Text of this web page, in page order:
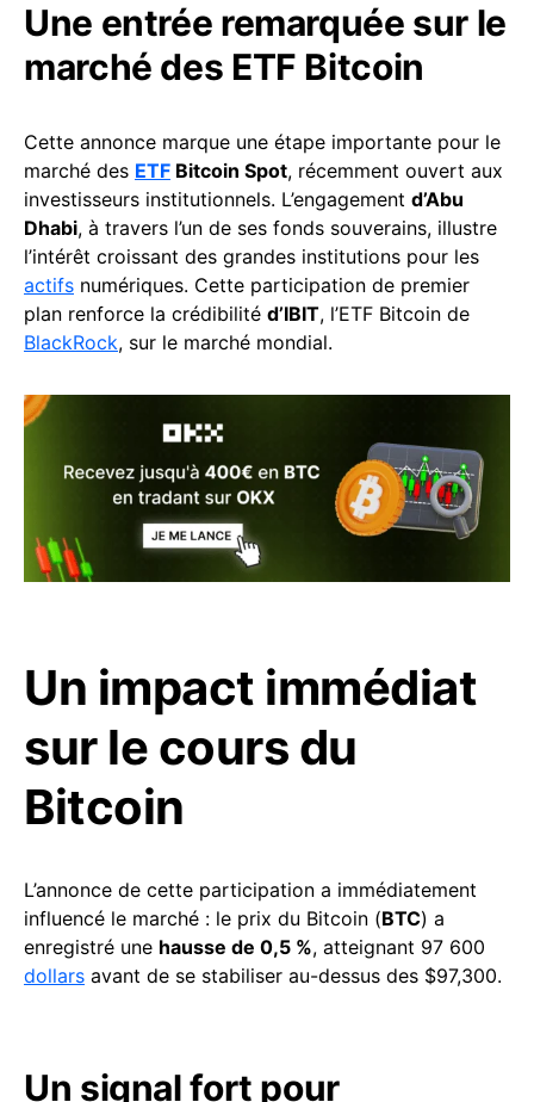
Une entrée remarquée sur le
marché des ETF Bitcoin
Cette annonce marque une étape importante pour le
marché des ETF Bitcoin Spot, récemment ouvert aux
investisseurs institutionnels. L’engagement d’Abu
Dhabi, à travers l’un de ses fonds souverains, illustre
l’intérêt croissant des grandes institutions pour les
actifs numériques. Cette participation de premier
plan renforce la crédibilité d’IBIT, l’ETF Bitcoin de
BlackRock, sur le marché mondial.
Un impact immédiat
sur le cours du
Bitcoin
L’annonce de cette participation a immédiatement
influencé le marché : le prix du Bitcoin (BTC) a
enregistré une hausse de 0,5 %, atteignant 97 600
dollars avant de se stabiliser au-dessus des $97,300.
Un signal fort pour